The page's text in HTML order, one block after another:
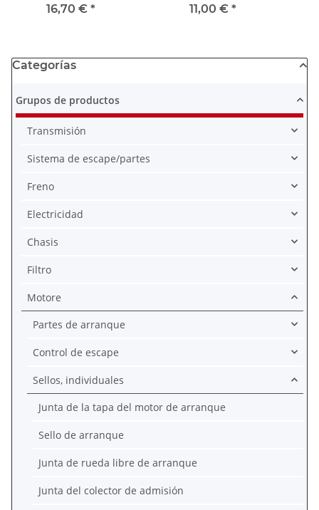
VT 750 C Shadow # 1987
16,70 € *
Husqvarna FC FE FS 450
11,00 € *
Categorías
Grupos de productos
Transmisión
Sistema de escape/partes
Freno
Electricidad
Chasis
Filtro
Motore
Partes de arranque
Control de escape
Sellos, individuales
Junta de la tapa del motor de arranque
Sello de arranque
Junta de rueda libre de arranque
Junta del colector de admisión